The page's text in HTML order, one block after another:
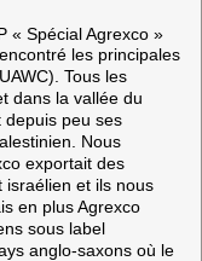
« Spécial Agrexco »
les principales
Tous les
dans la vallée du
depuis peu ses
Nous
exportait des
israélien et ils nous
en plus Agrexco
sous label
anglo-saxons où le